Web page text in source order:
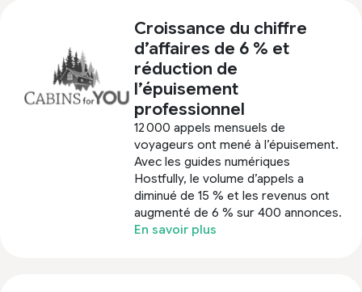
Croissance du chiffre
d’affaires de 6 % et
réduction de
l’épuisement
professionnel
12 000 appels mensuels de
voyageurs ont mené à l’épuisement.
Avec les guides numériques
Hostfully, le volume d’appels a
diminué de 15 % et les revenus ont
augmenté de 6 % sur 400 annonces.
En savoir plus